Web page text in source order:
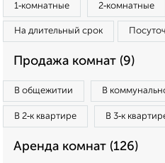
1‑комнатные 2‑комнатные
На длительный срок
Продажа комнат (9)
В общежитии В
В 2‑к квартире В 3‑к
Аренда комнат (126)